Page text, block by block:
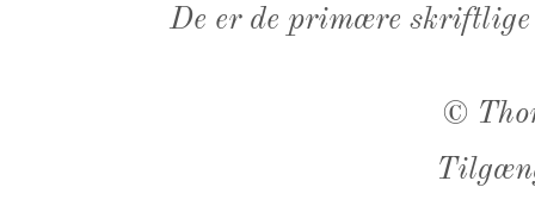
De er de primære
©